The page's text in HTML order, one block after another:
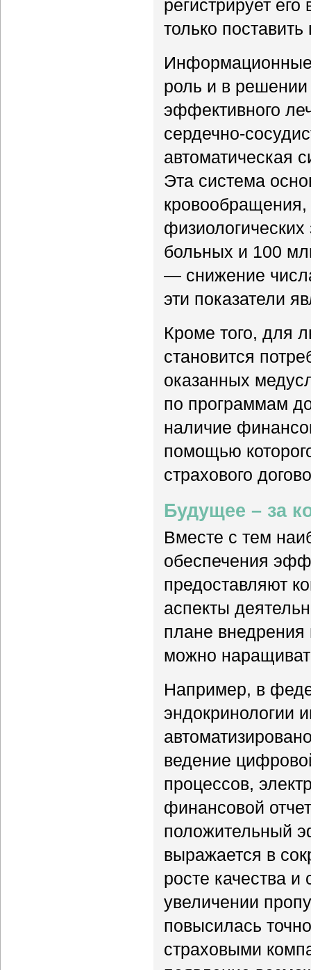
регистрирует
только
Информационные
роль и в решении
эффективного
сердечно-
автоматическая
Эта система
кровообращения,
больных и 100
— снижение
эти показатели
Кроме того, для
становится
оказанных
по программам
наличие
помощью
страхового
Будущее – за
Вместе с тем
обеспечения
предоставляют
аспекты
плане
можно
Например, в
эндокринологии
ведение
процессов,
финансовой
положительный
выражается в
росте качества
увеличении
повысилась
страховыми